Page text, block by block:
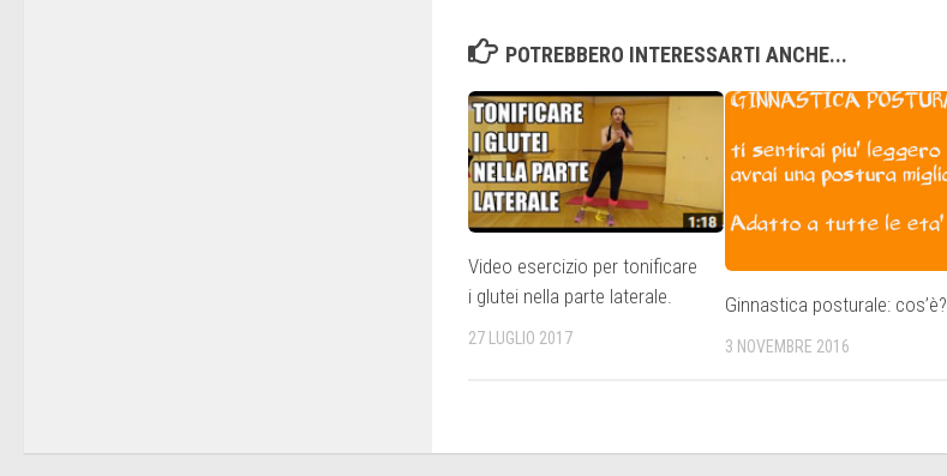
POTREBBERO INTERESSARTI ANCHE...
Video esercizio per tonificare
i glutei nella parte laterale.
27 LUGLIO 2017
Ginnastica posturale: cos’è?
3 NOVEMBRE 2016